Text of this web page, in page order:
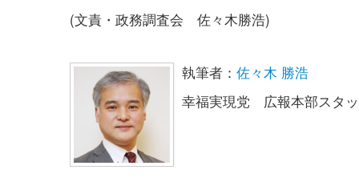
(文責・政務調査会 佐々木勝浩)
執筆者： 佐々木 勝浩
幸福実現党 広報本部スタ